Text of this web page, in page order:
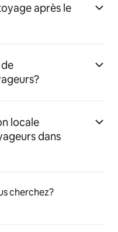
après le
locale
dans
cherchez?